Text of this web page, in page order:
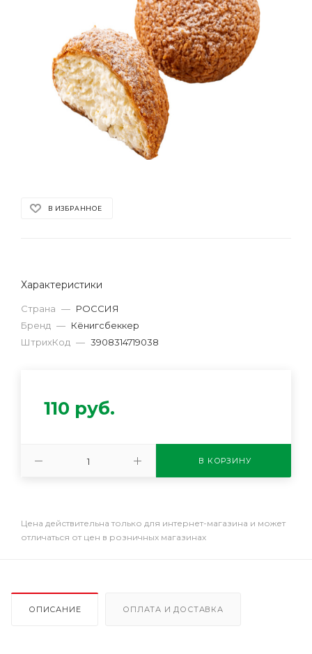
В ИЗБРАННОЕ
Характеристики
Страна — РОССИЯ
Бренд — Кёнигсбеккер
ШтрихКод — 3908314719038
110 руб.
В КОРЗИНУ
Цена действительна только для интернет-магазина и может
отличаться от цен в розничных магазинах
ОПИСАНИЕ ОПЛАТА И ДОСТАВКА